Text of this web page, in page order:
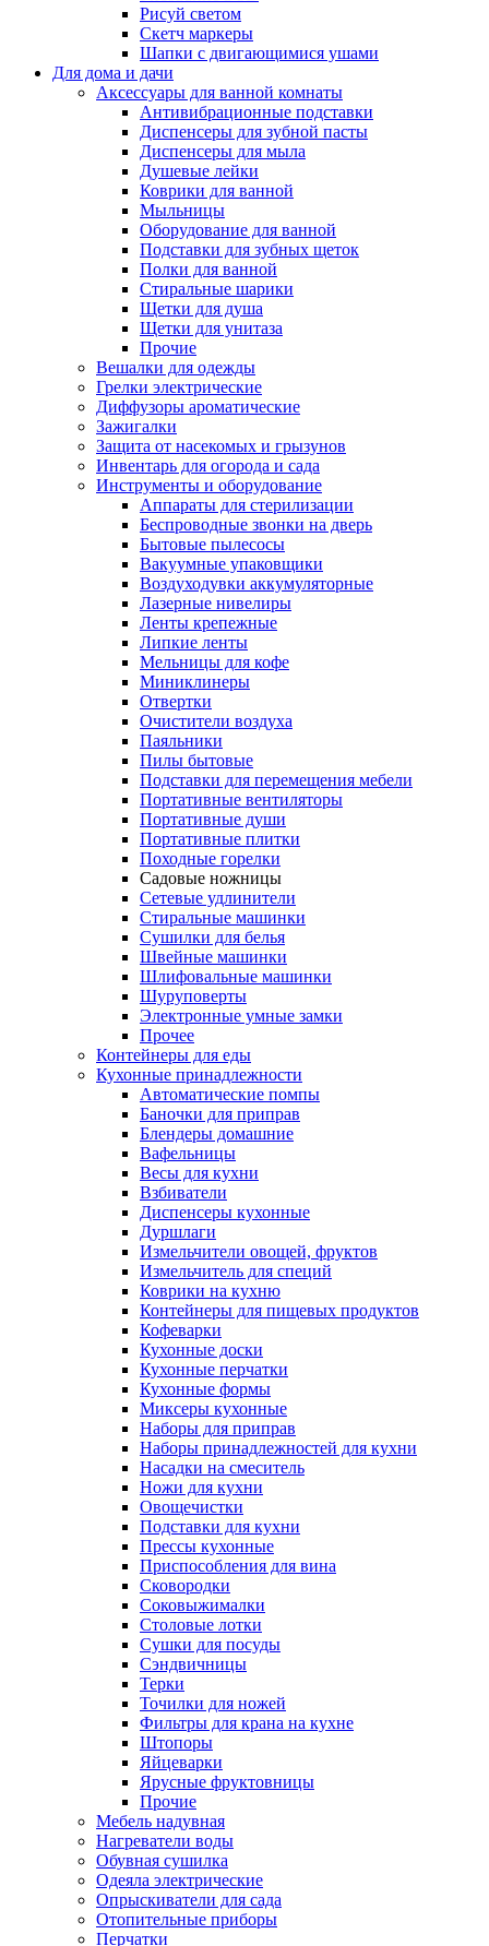
Рисуй светом
Скетч маркеры
Шапки с двигающимися ушами
Для дома и дачи
Аксессуары для ванной комнаты
Антивибрационные подставки
Диспенсеры для зубной пасты
Диспенсеры для мыла
Душевые лейки
Коврики для ванной
Мыльницы
Оборудование для ванной
Подставки для зубных щеток
Полки для ванной
Стиральные шарики
Щетки для душа
Щетки для унитаза
Прочие
Вешалки для одежды
Грелки электрические
Диффузоры ароматические
Зажигалки
Защита от насекомых и грызунов
Инвентарь для огорода и сада
Инструменты и оборудование
Аппараты для стерилизации
Беспроводные звонки на дверь
Бытовые пылесосы
Вакуумные упаковщики
Воздуходувки аккумуляторные
Лазерные нивелиры
Ленты крепежные
Липкие ленты
Мельницы для кофе
Миниклинеры
Отвертки
Очистители воздуха
Паяльники
Пилы бытовые
Подставки для перемещения мебели
Портативные вентиляторы
Портативные души
Портативные плитки
Походные горелки
Садовые ножницы
Сетевые удлинители
Стиральные машинки
Сушилки для белья
Швейные машинки
Шлифовальные машинки
Шуруповерты
Электронные умные замки
Прочее
Контейнеры для еды
Кухонные принадлежности
Автоматические помпы
Баночки для приправ
Блендеры домашние
Вафельницы
Весы для кухни
Взбиватели
Диспенсеры кухонные
Дуршлаги
Измельчители овощей, фруктов
Измельчитель для специй
Коврики на кухню
Контейнеры для пищевых продуктов
Кофеварки
Кухонные доски
Кухонные перчатки
Кухонные формы
Миксеры кухонные
Наборы для приправ
Наборы принадлежностей для кухни
Насадки на смеситель
Ножи для кухни
Овощечистки
Подставки для кухни
Прессы кухонные
Приспособления для вина
Сковородки
Соковыжималки
Столовые лотки
Сушки для посуды
Сэндвичницы
Терки
Точилки для ножей
Фильтры для крана на кухне
Штопоры
Яйцеварки
Ярусные фруктовницы
Прочие
Мебель надувная
Нагреватели воды
Обувная сушилка
Одеяла электрические
Опрыскиватели для сада
Отопительные приборы
Перчатки